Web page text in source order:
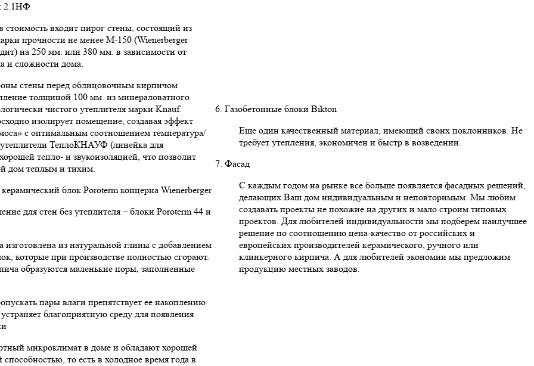
2.1НФ
входит пирог стены, состоящий из
прочности не менее М-150 (Wienerberger
на 250 мм. или 380 мм. в зависимости от
и сложности дома.
стены перед облицовочным кирпичом
толщиной 100 мм. из минераловатного
чистого утеплителя марки Knauf.
изолирует помещение, создавая эффект
с оптимальным соотношением температура/
ТеплоКНАУФ (линейка для
тепло- и звукоизоляцией, что позволит
дом теплым и тихим.
блок Poroterm концерна Wienerberger
для стен без утеплителя – блоки Poroterm 44 и
изготовлена из натуральной глины с добавлением
которые при производстве полностью сгорают.
образуются маленькие поры, заполненные
пары влаги препятствует ее накоплению
благоприятную среду для появления
микроклимат в доме и обладают хорошей
то есть в холодное время года в
6. Газобетонные блоки Bikton
Еще один качественный материал, имеющий своих поклонников. Не
требует утепления, экономичен и быстр в возведении.
7. Фасад
С каждым годом на рынке все больше появляется фасадных решений,
делающих Ваш дом индивидуальным и неповторимым. Мы любим
создавать проекты не похожие на других и мало строим типовых
проектов. Для любителей индивидуальности мы подберем наилучшее
решение по соотношению цена-качество от российских и
европейских производителей керамического, ручного или
клинкерного кирпича. А для любителей экономии мы предложим
продукцию местных заводов.